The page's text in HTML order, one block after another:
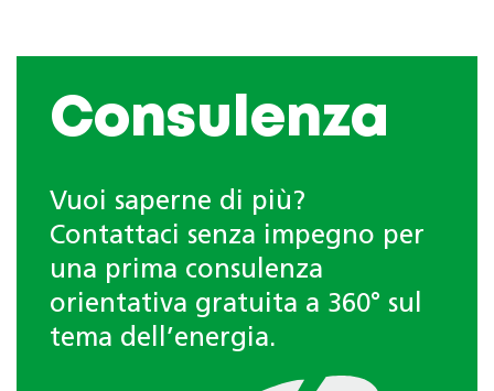
Consulenza
Vuoi saperne di più?
Contattaci senza impegno per
una prima consulenza
orientativa gratuita a 360° sul
tema dell’energia.